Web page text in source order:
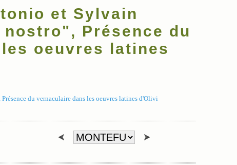
et Sylvain
nostro", Présence du
oeuvres latines
du vernaculaire dans les oeuvres latines d'Olivi